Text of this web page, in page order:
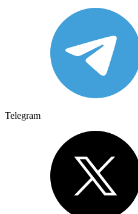
Telegram